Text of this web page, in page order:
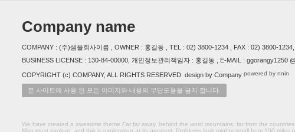
Company name
COMPANY : (주)샘플회사이름 , OWNER : 홍길동 , TEL : 02) 3800-1234 , FAX : 02) 3800-
BUSINESS LICENSE : 130-84-00000, 개인정보관리책임자 : 홍길동 , E-MAIL : ggorangy1250
COPYRIGHT (c) COMPANY, ALL RIGHTS RESERVED. design by Company powered by nnin
본 사이트에 사용 된 모든 이미지와 내용의 무단도용을 금지 합니다.
We have created a awesome theme Far far away, behind the word mountains, far from the
Man must explore, and this is exploration at its greatest. Problems look mighty small from 150